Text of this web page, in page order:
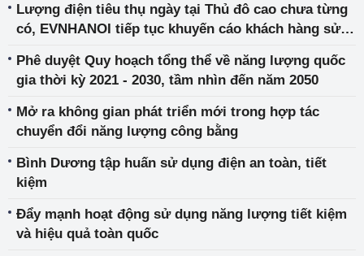
Lượng điện tiêu thụ ngày tại Thủ đô cao chưa từng
có, EVNHANOI tiếp tục khuyến cáo khách hàng sử
Phê duyệt Quy hoạch tổng thể về năng lượng quốc
gia thời kỳ 2021 - 2030, tầm nhìn đến năm 2050
Mở ra không gian phát triển mới trong hợp tác
chuyển đổi năng lượng công bằng
Bình Dương tập huấn sử dụng điện an toàn, tiết
kiệm
Đẩy mạnh hoạt động sử dụng năng lượng tiết kiệm
và hiệu quả toàn quốc